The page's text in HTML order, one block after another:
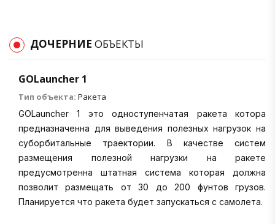
ДОЧЕРНИЕ ОБЪЕКТЫ
GOLauncher 1
Тип объекта: Ракета
GOLauncher 1 это одноступенчатая ракета котора
предназначенна для выведения полезных нагрузок на
суборбитальные траектории. В качестве систем
размещения полезной нагрузки на ракете
предусмотренна штатная система которая должна
позволит размещать от 30 до 200 фунтов грузов.
Планируется что ракета будет запускаться с самолета.